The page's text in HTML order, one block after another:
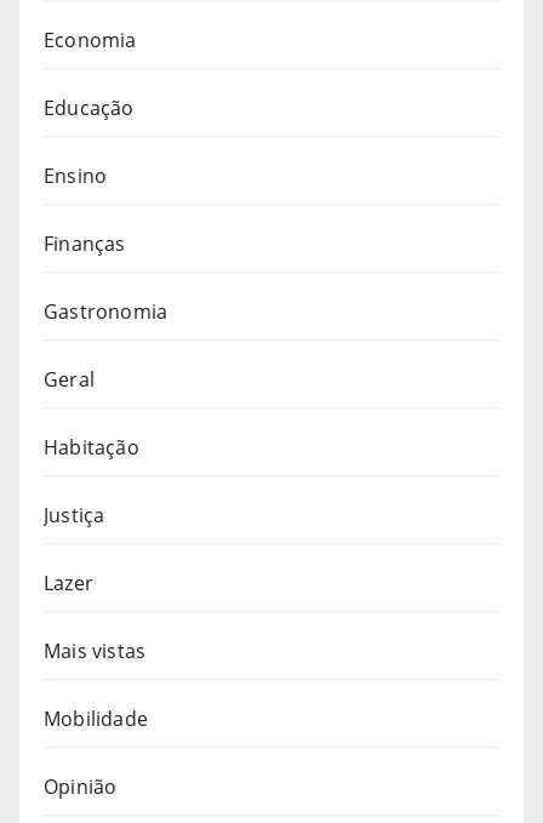
Economia
Educação
Ensino
Finanças
Gastronomia
Geral
Habitação
Justiça
Lazer
Mais vistas
Mobilidade
Opinião